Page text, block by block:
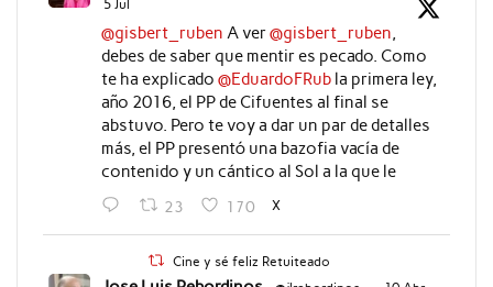
5 Jul
@gisbert_ruben A ver@gisbert_ruben,
debes de saber que mentir es pecado. Como
te ha explicado @EduardoFRubla primera ley,
año 2016, el PP de Cifuentes al final se
abstuvo. Pero te voy a dar un par de detalles
más, el PP presentó una bazofia vacía de
contenido y un cántico al Sol a la que le
23 170 X
Cine y sé feliz Retuiteado